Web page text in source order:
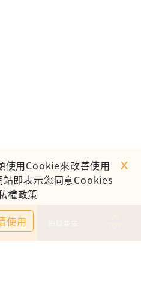
金比較
使用Cookie來改善使用
即表示您同意Cookies
權政策
使用
ｘ